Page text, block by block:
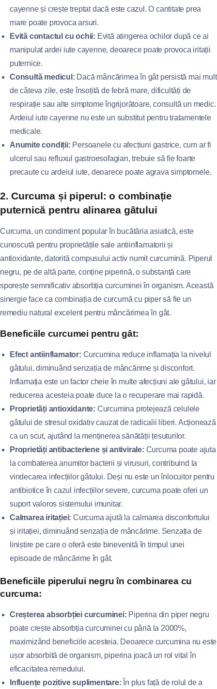
cayenne și crește treptat dacă este cazul. O cantitate prea
mare poate provoca arsuri.
Evită contactul cu ochii: Evită atingerea ochilor după ce ai
manipulat ardei iute cayenne, deoarece poate provoca iritații
puternice.
Consultă medicul: Dacă mâncărimea în gât persistă mai mult
de câteva zile, este însoțită de febră mare, dificultăți de
respirație sau alte simptome îngrijorătoare, consultă un medic.
Ardeiul iute cayenne nu este un substitut pentru tratamentele
medicale.
Anumite condiții: Persoanele cu afecțiuni gastrice, cum ar fi
ulcerul sau refluxul gastroesofagian, trebuie să fie foarte
precaute cu ardeiul iute, deoarece poate agrava simptomele.
2. Curcuma și piperul: o combinație
puternică pentru alinarea gâtului
Curcuma, un condiment popular în bucătăria asiatică, este
cunoscută pentru proprietățile sale antiinflamatorii și
antioxidante, datorită compusului activ numit curcumină. Piperul
negru, pe de altă parte, conține piperină, o substanță care
sporește semnificativ absorbția curcuminei în organism. Această
sinergie face ca combinația de curcumă cu piper să fie un
remediu natural excelent pentru mâncărimea în gât.
Beneficiile curcumei pentru gât:
Efect antiinflamator: Curcumina reduce inflamația la nivelul
gâtului, diminuând senzația de mâncărime și disconfort.
Inflamația este un factor cheie în multe afecțiuni ale gâtului, iar
reducerea acesteia poate duce la o recuperare mai rapidă.
Proprietăți antioxidante: Curcumina protejează celulele
gâtului de stresul oxidativ cauzat de radicalii liberi. Acționează
ca un scut, ajutând la menținerea sănătății țesuturilor.
Proprietăți antibacteriene și antivirale: Curcuma poate ajuta
la combaterea anumitor bacterii și virusuri, contribuind la
vindecarea infecțiilor gâtului. Deși nu este un înlocuitor pentru
antibiotice în cazul infecțiilor severe, curcuma poate oferi un
suport valoros sistemului imunitar.
Calmarea iritației: Curcuma ajută la calmarea disconfortului
și iritației, diminuând senzația de mâncărime. Senzația de
liniștire pe care o oferă este binevenită în timpul unei
episoade de mâncărime în gât.
Beneficiile piperului negru în combinarea cu
curcuma:
Creșterea absorbției curcuminei: Piperina din piper negru
poate crește absorbția curcuminei cu până la 2000%,
maximizând beneficiile acesteia. Deoarece curcumina nu este
ușor absorbită de organism, piperina joacă un rol vital în
eficacitatea remedului.
Influențe pozitive suplimentare: În plus față de rolul de a